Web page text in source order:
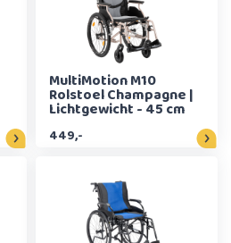
MultiMotion M10
Rolstoel Champagne |
Lichtgewicht - 45 cm
449,-